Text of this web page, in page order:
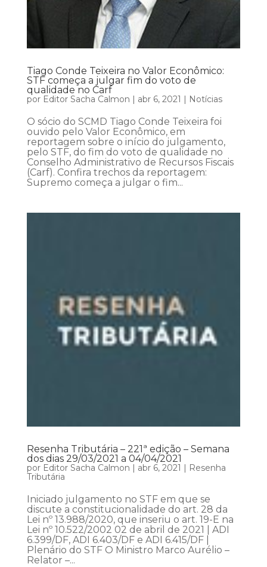
Tiago Conde Teixeira no Valor Econômico:
STF começa a julgar fim do voto de
qualidade no Carf
por Editor Sacha Calmon | abr 6, 2021 | Notícias
O sócio do SCMD Tiago Conde Teixeira foi
ouvido pelo Valor Econômico, em
reportagem sobre o início do julgamento,
pelo STF, do fim do voto de qualidade no
Conselho Administrativo de Recursos Fiscais
(Carf). Confira trechos da reportagem:
Supremo começa a julgar o fim...
Resenha Tributária – 221ª edição – Semana
dos dias 29/03/2021 a 04/04/2021
por Editor Sacha Calmon abr 6, 2021
Resenha
Tributária
Iniciado julgamento no STF em que se
discute a constitucionalidade do art. 28 da
Lei nº 13.988/2020, que inseriu o art. 19-E na
Lei nº 10.522/2002 02 de abril de 2021 | ADI
6.399/DF, ADI 6.403/DF e ADI 6.415/DF |
Plenário do STF O Ministro Marco Aurélio –
Relator –...